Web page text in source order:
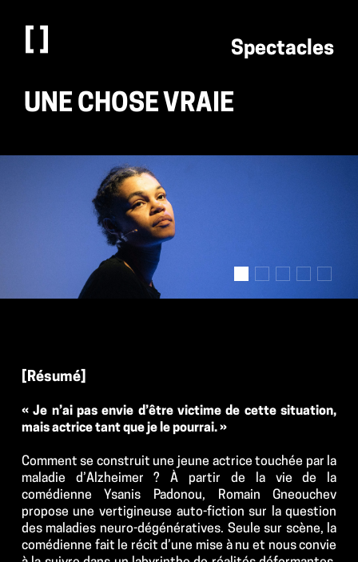
[ ] Spectacles
UNE CHOSE VRAIE
[Résumé]
« Je n’ai pas envie d’être victime de cette situation,
mais actrice tant que je le pourrai. »
Comment se construit une jeune actrice touchée par la
maladie d’Alzheimer ? À partir de la vie de la
comédienne Ysanis Padonou, Romain Gneouchev
propose une vertigineuse auto-fiction sur la question
des maladies neuro-dégénératives. Seule sur scène, la
comédienne fait le récit d’une mise à nu et nous convie